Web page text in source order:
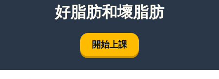
好脂肪和壞脂肪
開始上課